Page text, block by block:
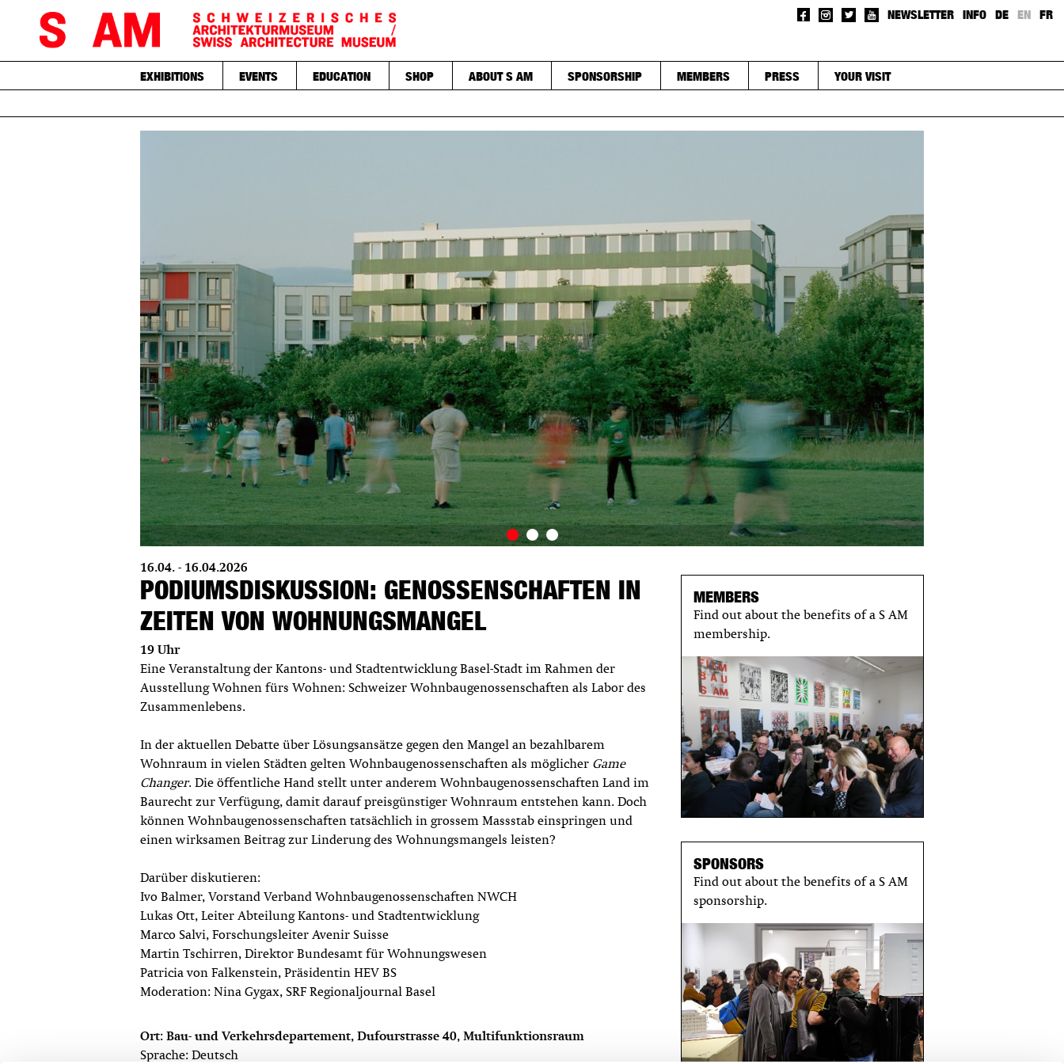
NEWSLETTER INFO DE EN FR
EXHIBITIONS EVENTS EDUCATION SHOP ABOUT S AM SPONSORSHIP MEMBERS PRESS YOUR VISIT
16.04. - 16.04.2026
PODIUMSDISKUSSION: GENOSSENSCHAFTEN IN
ZEITEN VON WOHNUNGSMANGEL
19 Uhr
Eine Veranstaltung der Kantons- und Stadtentwicklung Basel-Stadt im Rahmen der
Ausstellung Wohnen fürs Wohnen: Schweizer Wohnbaugenossenschaften als Labor des
Zusammenlebens.
In der aktuellen Debatte über Lösungsansätze gegen den Mangel an bezahlbarem
Wohnraum in vielen Städten gelten Wohnbaugenossenschaften als möglicher Game
Changer. Die öffentliche Hand stellt unter anderem Wohnbaugenossenschaften Land im
Baurecht zur Verfügung, damit darauf preisgünstiger Wohnraum entstehen kann. Doch
können Wohnbaugenossenschaften tatsächlich in grossem Massstab einspringen und
einen wirksamen Beitrag zur Linderung des Wohnungsmangels leisten?
Darüber diskutieren:
Ivo Balmer, Vorstand Verband Wohnbaugenossenschaften NWCH
Lukas Ott, Leiter Abteilung Kantons- und Stadtentwicklung
Marco Salvi, Forschungsleiter Avenir Suisse
Martin Tschirren, Direktor Bundesamt für Wohnungswesen
Patricia von Falkenstein, Präsidentin HEV BS
Moderation: Nina Gygax, SRF Regionaljournal Basel
Ort: Bau- und Verkehrsdepartement, Dufourstrasse 40, Multifunktionsraum
Sprache: Deutsch
MEMBERS
Find out about the benefits of a S AM
membership.
SPONSORS
Find out about the benefits of a S AM
sponsorship.